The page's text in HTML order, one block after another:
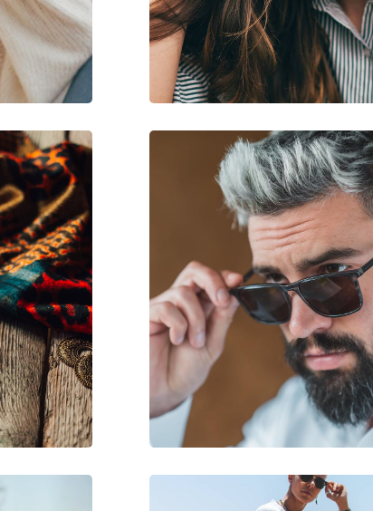
100 g
Nie
Nie
Tak
Tak
Damskie
Okulary przeciwsłoneczne
Vogue
Moda
0VO 5230S W65613 54